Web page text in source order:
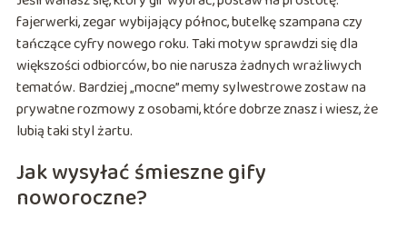
fajerwerki, zegar wybijający północ, butelkę szampana czy
tańczące cyfry nowego roku. Taki motyw sprawdzi się dla
większości odbiorców, bo nie narusza żadnych wrażliwych
tematów. Bardziej „mocne” memy sylwestrowe zostaw na
prywatne rozmowy z osobami, które dobrze znasz i wiesz, że
lubią taki styl żartu.
Jak wysyłać śmieszne gify
noworoczne?